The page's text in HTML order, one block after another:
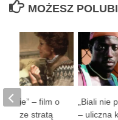
MOŻESZ
„Biali nie
– uliczna
ludzie” – film o
ze stratą